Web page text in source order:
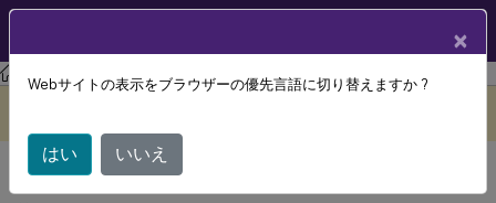
ストアフロント StoreFront 2203
ストアの構成
×
Webサイトの表示をブラウザーの優先言語に切り替えますか ?
はい いいえ